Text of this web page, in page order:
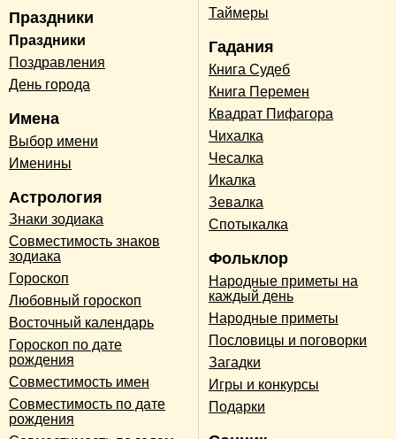
Праздники
Праздники
Поздравления
День города
Имена
Выбор имени
Именины
Астрология
Знаки зодиака
Совместимость знаков
зодиака
Гороскоп
Любовный гороскоп
Восточный календарь
Гороскоп по дате
рождения
Совместимость имен
Совместимость по дате
рождения
Таймеры
Гадания
Книга Судеб
Книга Перемен
Квадрат Пифагора
Чихалка
Чесалка
Икалка
Зевалка
Спотыкалка
Фольклор
Народные приметы на
каждый день
Народные приметы
Пословицы и поговорки
Загадки
Игры и конкурсы
Подарки